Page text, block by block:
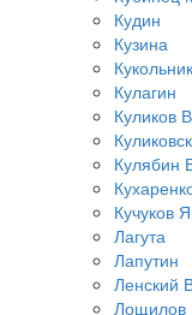
Кудин
Кузина
Кулагин
Куликов
Кулябин
Кучуков Я
Лагута
Лапутин
Ленский
Лощилов